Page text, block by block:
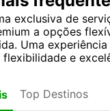
exclusiva de
a opções
Uma
e
Top Destinos